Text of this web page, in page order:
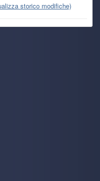
storico modifiche)